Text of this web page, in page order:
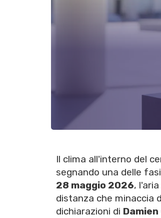
Il clima all'interno del
segnando una delle
28 maggio 2026,
distanza che minaccia
dichiarazioni di